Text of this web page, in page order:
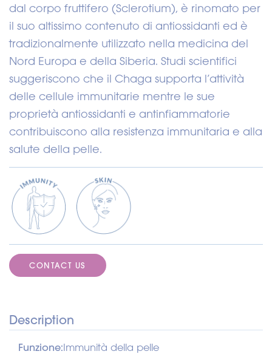
dal corpo fruttifero (Sclerotium), è rinomato per
il suo altissimo contenuto di antiossidanti ed è
tradizionalmente utilizzato nella medicina del
Nord Europa e della Siberia. Studi scientifici
suggeriscono che il Chaga supporta l’attività
delle cellule immunitarie mentre le sue
proprietà antiossidanti e antinfiammatorie
contribuiscono alla resistenza immunitaria e alla
salute della pelle.
CONTACT US
Description
Funzione:Immunità della pelle